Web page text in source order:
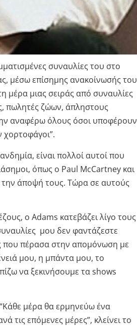
συναυλίες του στο
μέσω επίσημης ανακοίνωσής του
μέρα μιας σειράς από συναυλίες
πωλητές ζώων, άπληστους
αναφέρω όλους όσοι υποφέρουν
είναι πολλοί αυτοί που
όπως ο Paul McCartney και
άποψή τους. Τώρα σε αυτούς
ο Adams κατεβάζει λίγο τους
μου δεν φαντάζεστε
που πέρασα στην απομόνωση με
μου, η μπάντα μου, το
να ξεκινήσουμε τα shows
μέρα θα ερμηνεύω ένα
επόμενες μέρες”, κλείνει το